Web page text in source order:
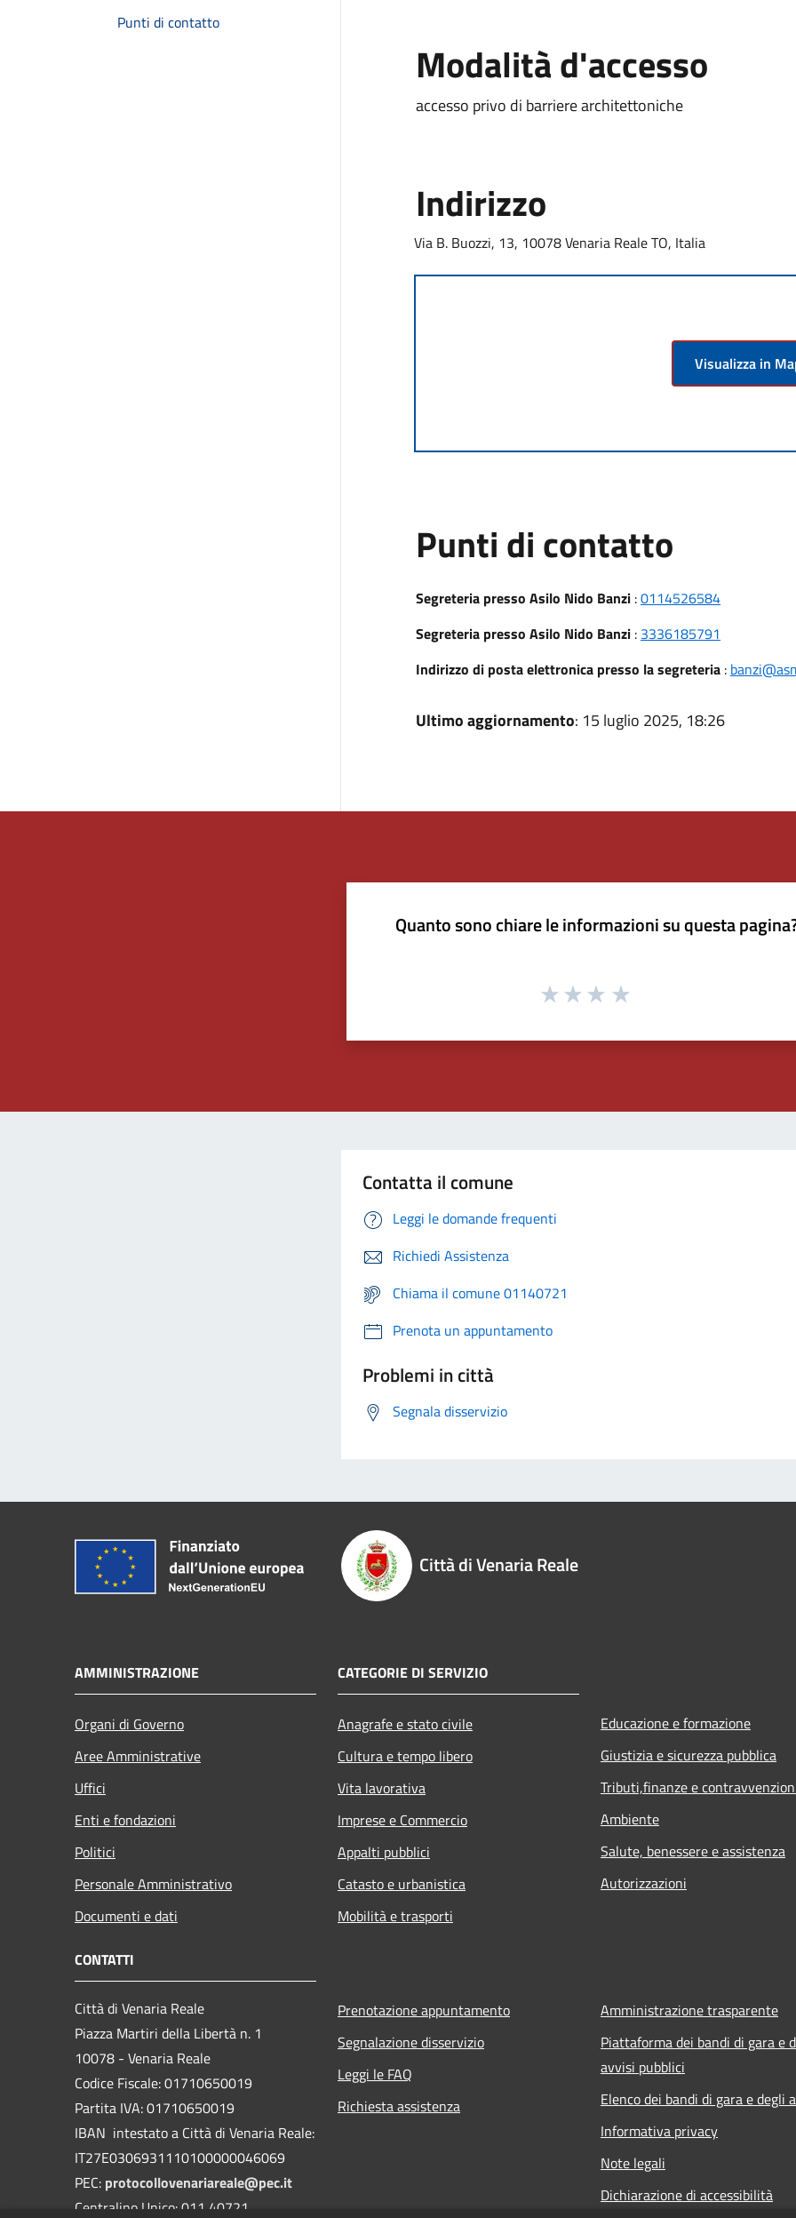
Punti di contatto
Modalità d'accesso
accesso privo di barriere architettoniche
Indirizzo
Via B. Buozzi, 13, 10078 Venaria Reale TO, Italia
Visualizza in
Punti di contatto
Segreteria presso Asilo Nido Banzi:0114526584
Segreteria presso Asilo Nido Banzi: 3336185791
Indirizzo di posta elettronica presso la segreteria:
Ultimo aggiornamento: 15 luglio 2025, 18:26
Quanto sono chiare le informazioni su questa
Contatta il comune
Leggi le domande frequenti
Richiedi Assistenza
Chiama il comune 01140721
Prenota un appuntamento
Problemi in città
Segnala disservizio
Città di Venaria Reale
AMMINISTRAZIONE
Organi di Governo
Aree Amministrative
Uffici
Enti e fondazioni
Politici
Personale Amministrativo
Documenti e dati
CATEGORIE DI SERVIZIO
Anagrafe e stato civile
Cultura e tempo libero
Vita lavorativa
Imprese e Commercio
Appalti pubblici
Catasto e urbanistica
Mobilità e trasporti
Educazione e formazione
Giustizia e sicurezza pubblica
Tributi,finanze e
Ambiente
Salute, benessere e assistenza
Autorizzazioni
CONTATTI
Città di Venaria Reale
Piazza Martiri della Libertà n. 1
10078 - Venaria Reale
Codice Fiscale: 01710650019
Partita IVA: 01710650019
IBAN intestato a Città di Venaria Reale:
IT27E0306931110100000046069
PEC: protocollovenariareale@pec.it
Centralino Unico: 011 40721
Prenotazione appuntamento
Segnalazione disservizio
Leggi le FAQ
Richiesta assistenza
Amministrazione trasparente
Piattaforma dei bandi di gara e
avvisi pubblici
Elenco dei bandi di gara e degli
Informativa privacy
Note legali
Dichiarazione di accessibilità